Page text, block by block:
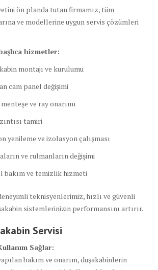
ön planda tutan firmamız, tüm
ve modellerine uygun servis çözümleri
hizmetler:
montajı ve kurulumu
cam panel değişimi
ve ray onarımı
tamiri
yenileme ve izolasyon çalışması
ve rulmanların değişimi
bakım ve temizlik hizmeti
teknisyenlerimiz, hızlı ve güvenli
sistemlerinizin performansını artırır.
Servisi
Sağlar:
bakım ve onarım, duşakabinlerin